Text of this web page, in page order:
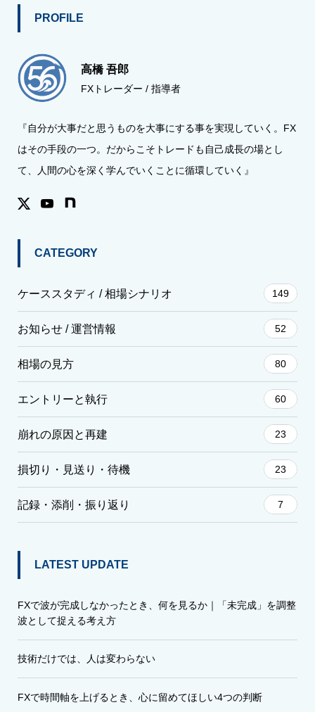
PROFILE
高橋 吾郎
FXトレーダー / 指導者
『自分が大事だと思うものを大事にする事を実現していく。FX
はその手段の一つ。だからこそトレードも自己成長の場とし
て、人間の心を深く学んでいくことに循環していく』
CATEGORY
ケーススタディ / 相場シナリオ 149
お知らせ / 運営情報 52
相場の見方 80
エントリーと執行 60
崩れの原因と再建 23
損切り・見送り・待機 23
記録・添削・振り返り 7
LATEST UPDATE
FXで波が完成しなかったとき、何を見るか｜「未完成」を調整
波として捉える考え方
技術だけでは、人は変わらない
FXで時間軸を上げるとき、心に留めてほしい4つの判断